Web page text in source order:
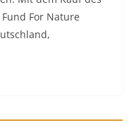
For Nature